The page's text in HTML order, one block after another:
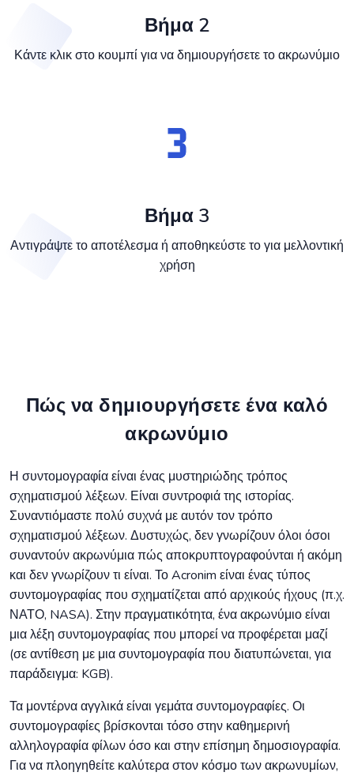
Βήμα 2
Κάντε κλικ στο κουμπί για να δημιουργήσετε το ακρωνύμιο
Βήμα 3
Αντιγράψτε το αποτέλεσμα ή αποθηκεύστε το για μελλοντική
χρήση
Πώς να δημιουργήσετε ένα καλό
ακρωνύμιο
Η συντομογραφία είναι ένας μυστηριώδης τρόπος
σχηματισμού λέξεων. Είναι συντροφιά της ιστορίας.
Συναντιόμαστε πολύ συχνά με αυτόν τον τρόπο
σχηματισμού λέξεων. Δυστυχώς, δεν γνωρίζουν όλοι όσοι
συναντούν ακρωνύμια πώς αποκρυπτογραφούνται ή ακόμη
και δεν γνωρίζουν τι είναι. Το Acronim είναι ένας τύπος
συντομογραφίας που σχηματίζεται από αρχικούς ήχους (π.χ.
ΝΑΤΟ, NASA). Στην πραγματικότητα, ένα ακρωνύμιο είναι
μια λέξη συντομογραφίας που μπορεί να προφέρεται μαζί
(σε αντίθεση με μια συντομογραφία που διατυπώνεται, για
παράδειγμα: KGB).
Τα μοντέρνα αγγλικά είναι γεμάτα συντομογραφίες. Οι
συντομογραφίες βρίσκονται τόσο στην καθημερινή
αλληλογραφία φίλων όσο και στην επίσημη δημοσιογραφία.
Για να πλοηγηθείτε καλύτερα στον κόσμο των ακρωνυμίων,